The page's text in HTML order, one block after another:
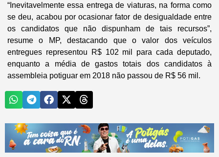
“Inevitavelmente essa entrega de viaturas, na forma como
se deu, acabou por ocasionar fator de desigualdade entre
os candidatos que não dispunham de tais recursos”,
resume o MP, destacando que o valor dos veículos
entregues representou R$ 102 mil para cada deputado,
enquanto a média de gastos totais dos candidatos à
assembleia potiguar em 2018 não passou de R$ 56 mil.